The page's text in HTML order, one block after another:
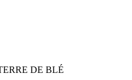
DE BLÉ